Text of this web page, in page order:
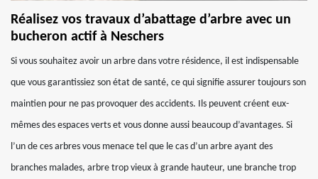
Réalisez vos travaux d’abattage d’arbre avec un
bucheron actif à Neschers
Si vous souhaitez avoir un arbre dans votre résidence, il est indispensable
que vous garantissiez son état de santé, ce qui signifie assurer toujours son
maintien pour ne pas provoquer des accidents. Ils peuvent créent eux-
mêmes des espaces verts et vous donne aussi beaucoup d’avantages. Si
l’un de ces arbres vous menace tel que le cas d’un arbre ayant des
branches malades, arbre trop vieux à grande hauteur, une branche trop